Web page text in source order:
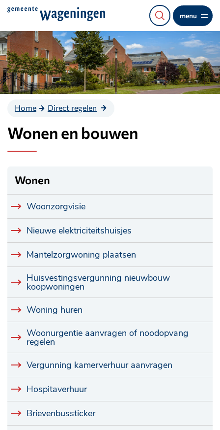
Direct
de
content
menu
Home Direct regelen
Wonen en bouwen
Wonen
Woonzorgvisie
Nieuwe elektriciteitshuisjes
Mantelzorgwoning plaatsen
Huisvestingsvergunning nieuwbouw
koopwoningen
Woning huren
Woonurgentie aanvragen of noodopvang
regelen
Vergunning kamerverhuur aanvragen
Hospitaverhuur
Brievenbussticker